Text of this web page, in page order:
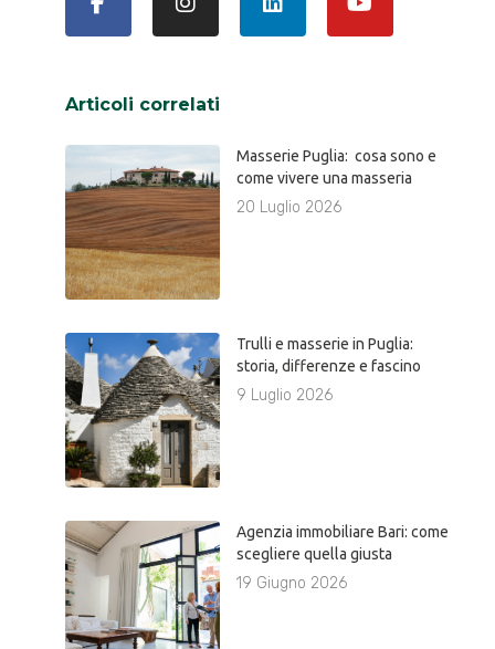
Articoli correlati
Masserie Puglia: cosa sono e
come vivere una masseria
20 Luglio 2026
Trulli e masserie in Puglia:
storia, differenze e fascino
9 Luglio 2026
Agenzia immobiliare Bari: come
scegliere quella giusta
19 Giugno 2026